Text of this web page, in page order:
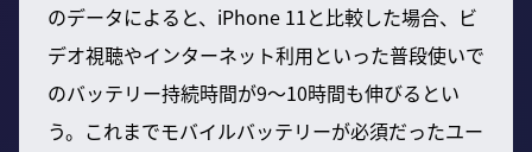
のデータによると、iPhone 11と比較した場合、ビ
デオ視聴やインターネット利用といった普段使いで
のバッテリー持続時間が9〜10時間も伸びるとい
う。これまでモバイルバッテリーが必須だったユー